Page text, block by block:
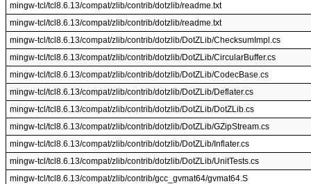
mingw-tcl/tcl8.6.13/compat/zlib/contrib/dotzlib/readme.txt
mingw-tcl/tcl8.6.13/compat/zlib/contrib/dotzlib/readme.txt
mingw-tcl/tcl8.6.13/compat/zlib/contrib/dotzlib/DotZLib/ChecksumImpl.cs
mingw-tcl/tcl8.6.13/compat/zlib/contrib/dotzlib/DotZLib/CircularBuffer.cs
mingw-tcl/tcl8.6.13/compat/zlib/contrib/dotzlib/DotZLib/CodecBase.cs
mingw-tcl/tcl8.6.13/compat/zlib/contrib/dotzlib/DotZLib/Deflater.cs
mingw-tcl/tcl8.6.13/compat/zlib/contrib/dotzlib/DotZLib/DotZLib.cs
mingw-tcl/tcl8.6.13/compat/zlib/contrib/dotzlib/DotZLib/GZipStream.cs
mingw-tcl/tcl8.6.13/compat/zlib/contrib/dotzlib/DotZLib/Inflater.cs
mingw-tcl/tcl8.6.13/compat/zlib/contrib/dotzlib/DotZLib/UnitTests.cs
mingw-tcl/tcl8.6.13/compat/zlib/contrib/gcc_gvmat64/gvmat64.S